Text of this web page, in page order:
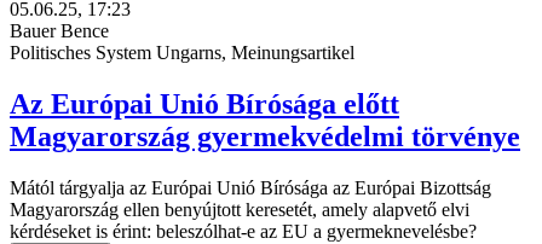
05.06.25, 17:23
Bauer Bence
Politisches System Ungarns, Meinungsartikel
Az Európai Unió Bírósága előtt
Magyarország gyermekvédelmi törvénye
Mától tárgyalja az Európai Unió Bírósága az Európai Bizottság
Magyarország ellen benyújtott keresetét, amely alapvető elvi
kérdéseket is érint: beleszólhat-e az EU a gyermeknevelésbe?